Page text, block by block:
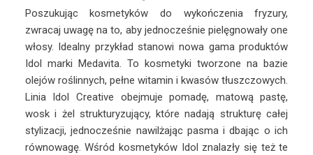
Poszukując kosmetyków do wykończenia fryzury,
zwracaj uwagę na to, aby jednocześnie pielęgnowały one
włosy. Idealny przykład stanowi nowa gama produktów
Idol marki Medavita. To kosmetyki tworzone na bazie
olejów roślinnych, pełne witamin i kwasów tłuszczowych.
Linia Idol Creative obejmuje pomadę, matową pastę,
wosk i żel strukturyzujący, które nadają strukturę całej
stylizacji, jednocześnie nawilżając pasma i dbając o ich
równowagę. Wśród kosmetyków Idol znalazły się też te